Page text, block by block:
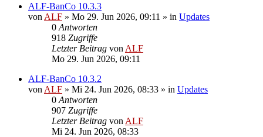
ALF-BanCo 10.3.3
von ALF » Mo 29. Jun 2026, 09:11 » in Updates
0 Antworten
918 Zugriffe
Letzter Beitrag von ALF
Mo 29. Jun 2026, 09:11
ALF-BanCo 10.3.2
von ALF » Mi 24. Jun 2026, 08:33 » in Updates
0 Antworten
907 Zugriffe
Letzter Beitrag von ALF
Mi 24. Jun 2026, 08:33